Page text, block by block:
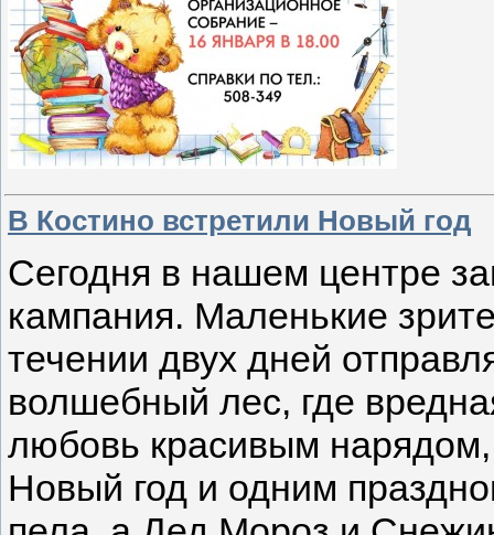
В Костино встретили Новый год
Сегодня в нашем центре
кампания. Маленькие
течении двух дней
волшебный лес, где
любовь красивым
Новый год и одним